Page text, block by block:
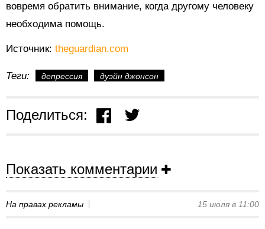
вовремя обратить внимание, когда другому человеку
необходима помощь.
Источник: theguardian.com
Теги: депрессия дуэйн джонсон
Поделиться:
Показать комментарии
На правах рекламы 15 июля в 11:00